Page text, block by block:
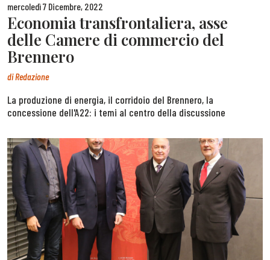
mercoledì 7 Dicembre, 2022
Economia transfrontaliera, asse
delle Camere di commercio del
Brennero
diRedazione
La produzione di energia, il corridoio del Brennero, la
concessione dell'A22: i temi al centro della discussione